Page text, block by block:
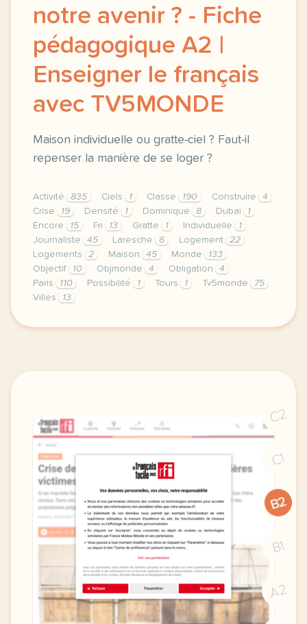
notre avenir ? - Fiche
pédagogique A2 |
Enseigner le français
avec TV5MONDE
Maison individuelle ou gratte-ciel ? Faut-il
repenser la manière de se loger ?
Activité 835 Ciels 1 Classe 190 Construire
4
Crise
19 Densité 1 Dominique 8 Dubaï
1
Encore
15 Fri 13 Gratte 1 Individuelle
1
Journaliste
45 Laresche 6 Logement
22
Logements
2 Maison 45 Monde
133
Objectif
10 Objmonde 4 Obligation
4
Paris
110 Possibilité 1 Tours 1 Tv5monde
75
Villes
13
le respect de votre vie privee est une priorite
C2
C1
B2
B1
A2